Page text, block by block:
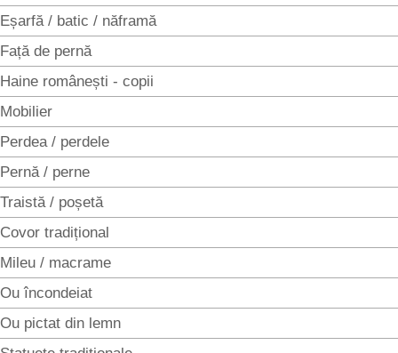
Eșarfă / batic / năframă
Față de pernă
Haine românești - copii
Mobilier
Perdea / perdele
Pernă / perne
Traistă / poșetă
Covor tradițional
Mileu / macrame
Ou încondeiat
Ou pictat din lemn